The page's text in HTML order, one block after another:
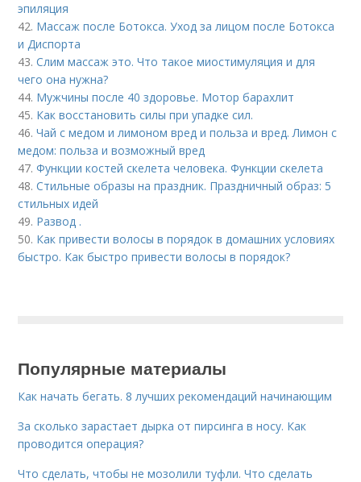
эпиляция
42. Массаж после Ботокса. Уход за лицом после Ботокса
и Диспорта
43.Слим массаж это. Что такое миостимуляция и для
чего она нужна?
44. Мужчины после 40 здоровье. Мотор барахлит
45. Как восстановить силы при упадке сил.
46.Чай с медом и лимоном вред и польза и вред. Лимон с
медом: польза и возможный вред
47.Функции костей скелета человека. Функции скелета
48.Стильные образы на праздник. Праздничный образ: 5
стильных идей
49. Развод .
50. Как привести волосы в порядок в домашних условиях
быстро. Как быстро привести волосы в порядок?
Популярные материалы
Как начать бегать. 8 лучших рекомендаций начинающим
За сколько зарастает дырка от пирсинга в носу. Как
проводится операция?
Что сделать, чтобы не мозолили туфли. Что сделать